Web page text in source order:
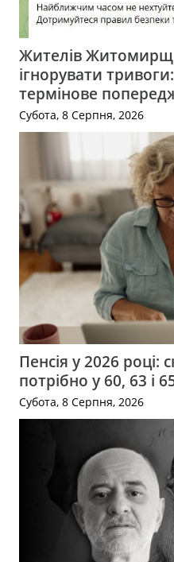
Жителів
ігнорувати
термінове
Субота, 8 Серпня, 2026
Пенсія у 2026 році:
потрібно у 60, 63 і
Субота, 8 Серпня, 2026